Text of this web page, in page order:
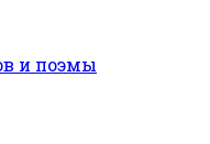
и поэмы